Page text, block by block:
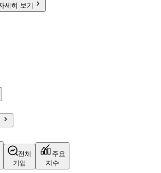
세히 보기
전체
기업
주요
지수